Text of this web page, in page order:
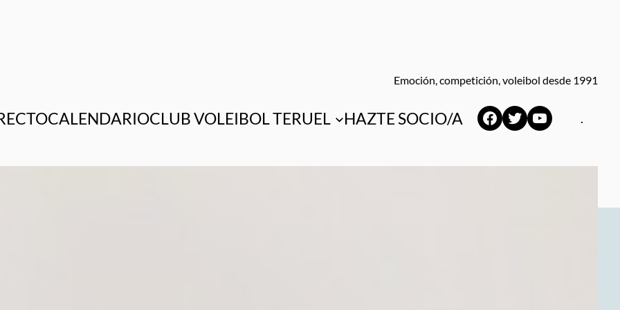
Emoción, competición, voleibol desde 1991
CALENDARIOCLUB VOLEIBOL TERUEL HAZTE SOCIO/A Facebook
TwitterYouTube.